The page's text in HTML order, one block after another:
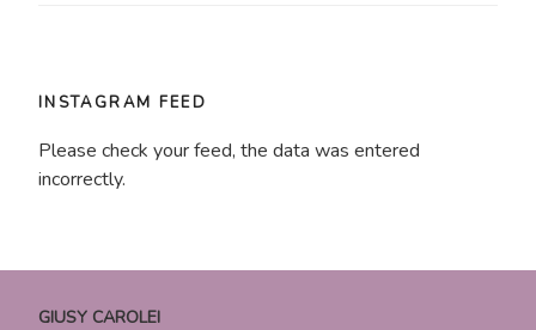
INSTAGRAM FEED
Please check your feed, the data was entered
incorrectly.
GIUSY CAROLEI